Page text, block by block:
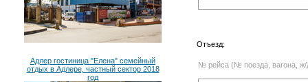
Адлер гостиница "Елена" семейный
отдых в Адлере, частный сектор 2018
год
Отъезд:
№ рейса (№ поезда, вагона, ж/